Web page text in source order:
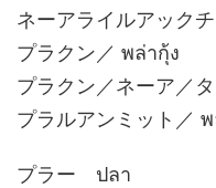
ネーアライルアック
プラクン／ พล่ากุ้ง
プラクン／ネーア／
プラルアンミット／
プラー ปลา